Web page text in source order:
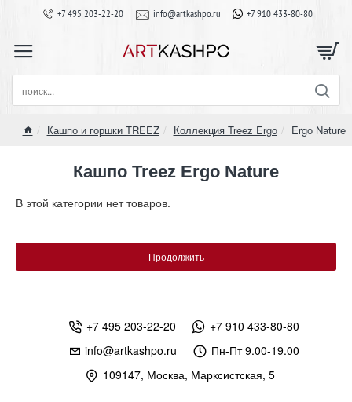
+7 495 203-22-20 info@artkashpo.ru +7 910 433-80-80
поиск...
Кашпо и горшки TREEZ Коллекция Treez Ergo Ergo Nature
Кашпо Treez Ergo Nature
В этой категории нет товаров.
Продолжить
+7 495 203-22-20
+7 910 433-80-80
info@artkashpo.ru
Пн-Пт 9.00-19.00
109147, Москва, Марксистская, 5